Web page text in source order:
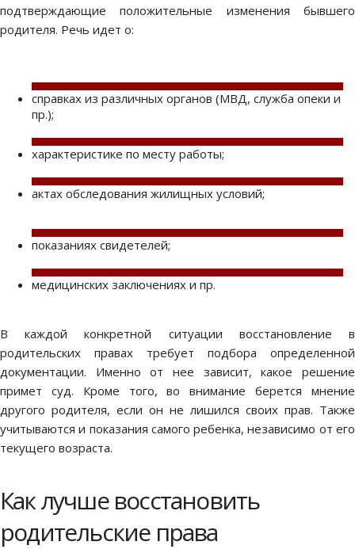
подтверждающие положительные изменения бывшего
родителя. Речь идет о:
справках из различных органов (МВД, служба опеки и
пр.);
характеристике по месту работы;
актах обследования жилищных условий;
показаниях свидетелей;
медицинских заключениях и пр.
В каждой конкретной ситуации восстановление в
родительских правах требует подбора определенной
документации. Именно от нее зависит, какое решение
примет суд. Кроме того, во внимание берется мнение
другого родителя, если он не лишился своих прав. Также
учитываются и показания самого ребенка, независимо от его
текущего возраста.
Как лучше восстановить
родительские права